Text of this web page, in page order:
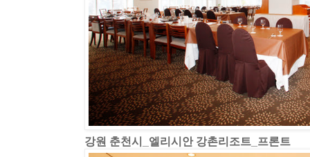
강원 춘천시_엘리시안 강촌리조트_프론트